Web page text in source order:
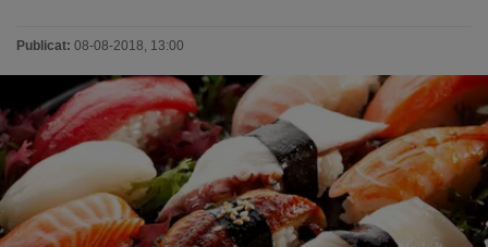
Publicat: 08-08-2018, 13:00